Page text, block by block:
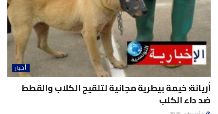
أخبار
أريانة: خيمة بيطرية مجانية لتلقيح الكلاب والقطط
ضد داء الكلب